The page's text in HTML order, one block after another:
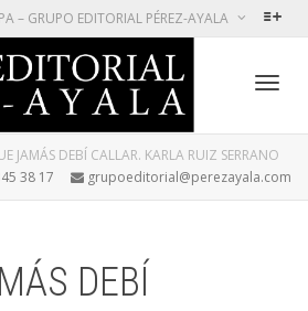
– GRUPO EDITORIAL PÉREZ-AYALA
JAMÁS DEBÍ CALLAR. KARLA RUIZ SERRANO
38 17 grupoeditorial@perezayala.com
DEBÍ